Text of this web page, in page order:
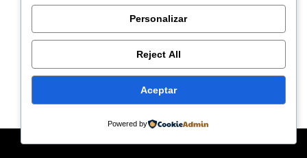
Neve| Creado porWordPress
Personalizar
Reject All
Aceptar
Powered by